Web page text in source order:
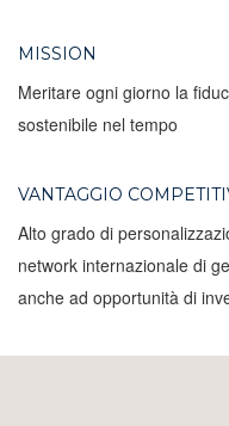
MISSION
Meritare ogni giorno la
sostenibile nel tempo
VANTAGGIO
Alto grado di
network internazionale di
anche ad opportunità di